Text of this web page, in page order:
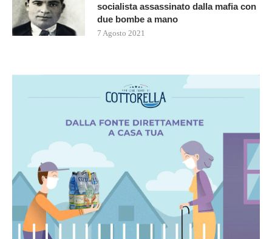
socialista assassinato dalla mafia con
due bombe a mano
7 Agosto 2021